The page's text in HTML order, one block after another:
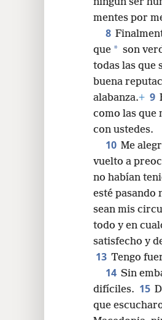
mentes por
8
que * son
todas las que
buena
alabanza.+ 9
como las que
con ustedes.
10 Me
vuelto a
no habían
esté pasando
sean mis
todo y en
satisfecho y
13 Tengo
14 Sin
difíciles. 15
que